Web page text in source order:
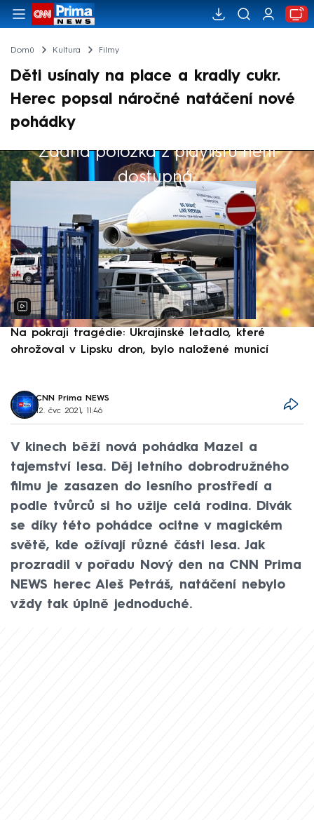
Domů Kultura Filmy
Děti usínaly na place a kradly cukr.
Herec popsal náročné natáčení nové
pohádky
Žádná položka z playlistu není
dostupná.
Výběr redakce
Na pokraji tragédie: Ukrajinské letadlo, které
ohrožoval v Lipsku dron, bylo naložené municí
CNN Prima NEWS
12. čvc 2021, 11:46
V kinech běží nová pohádka Mazel a
tajemství lesa. Děj letního dobrodružného
filmu je zasazen do lesního prostředí a
podle tvůrců si ho užije celá rodina. Divák
se díky této pohádce ocitne v magickém
světě, kde ožívají různé části lesa. Jak
prozradil v pořadu Nový den na CNN Prima
NEWS herec Aleš Petráš, natáčení nebylo
vždy tak úplně jednoduché.